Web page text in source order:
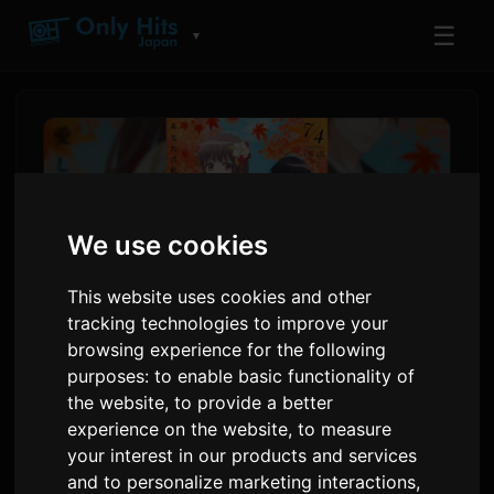
We use cookies
This website uses cookies and other
tracking technologies to improve your
browsing experience for the following
purposes:to enable basic functionality of
the website,to provide a better
experience on the website,to measure
your interest in our products and services
and to personalize marketing interactions,
▼ ☰
Inilabas ni ClariS ang bagong
awiting 'Hitokoto' para sa
anime na 'Oni no Hanayome'